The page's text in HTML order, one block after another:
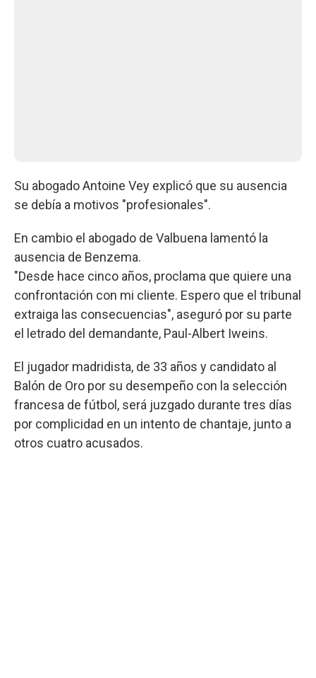
Su abogado Antoine Vey explicó que su ausencia
se debía a motivos "profesionales".
En cambio el abogado de Valbuena lamentó la
ausencia de Benzema.
"Desde hace cinco años, proclama que quiere una
confrontación con mi cliente. Espero que el tribunal
extraiga las consecuencias", aseguró por su parte
el letrado del demandante, Paul-Albert Iweins.
El jugador madridista, de 33 años y candidato al
Balón de Oro por su desempeño con la selección
francesa de fútbol, será juzgado durante tres días
por complicidad en un intento de chantaje, junto a
otros cuatro acusados.